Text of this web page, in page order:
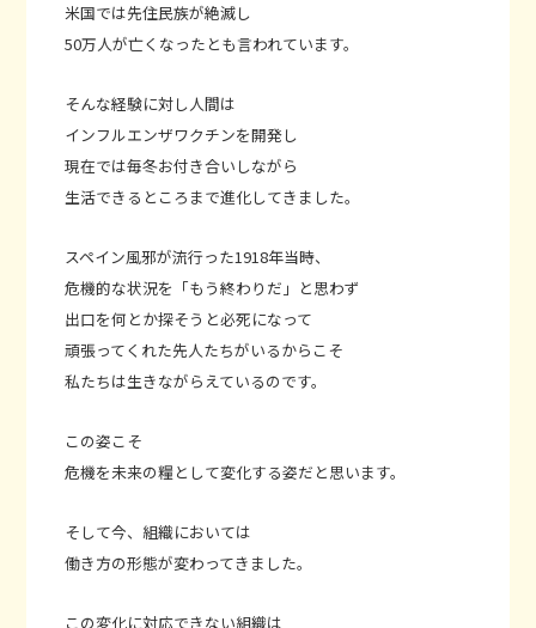
米国では先住民族が絶滅し
50万人が亡くなったとも言われています。
そんな経験に対し人間は
インフルエンザワクチンを開発し
現在では毎冬お付き合いしながら
生活できるところまで進化してきました。
スペイン風邪が流行った1918年当時、
危機的な状況を「もう終わりだ」と思わず
出口を何とか探そうと必死になって
頑張ってくれた先人たちがいるからこそ
私たちは生きながらえているのです。
この姿こそ
危機を未来の糧として変化する姿だと思います。
そして今、組織においては
働き方の形態が変わってきました。
この変化に対応できない組織は